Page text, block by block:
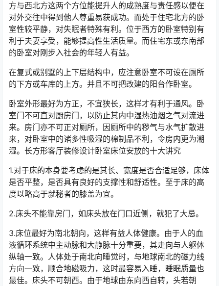
方与西北方这两个方位能提升人的成熟度与责任感以便在
对外交往中得到他人尊重易获成功。而处于住宅北方的卧
室性较平静，对失眠者特殊有利。位于西方的卧室特别有
利于夫妻享受，能够提高性生活质量。而住宅东或东南部
的卧室对刚步入社会的年轻人有益。
在复式或别墅的上下层结构中，应注意卧室不可设在厕所
的下方或车库的上方。并且不可把改建的阳台作卧室。
卧室外形最好为方正，不宜狭长，这样才有利于通风。卧
室门不可直对厨房门，以防止其内中湿热油烟之气对流进
来。房门亦不可正对厕所，因厕所中的秽气与水气扩散进
来，对卧室中的诸多性吸湿的棉制品不利，令房内更为潮
湿。长方形客厅装修设计卧室床位安放的十大讲究
1.对于床的本身要考虑的是其长、宽度是否合适足够，床体
是否平整，是否具有良好的支撑性和舒适性。至于床的高
度以略高于就秘者的膝盖为宜。
2.床头不能靠房门，如床头放在门口近侧，就犯了大忌。
3.床位最好为南北朝向，这样有益人体健康。由于人的血
液循环系统中主动脉和大静脉十分重要，其走向与人躯体
纵轴一致。人体处于南北向睡觉时，与地球南北的磁力线
方向一致，顺合地磁吸力，这时最容易入睡，睡眠质量也
最佳。床头不可朝西。由于地球由东向西自转，头若朝